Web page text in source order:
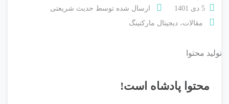
5 دی 1401 ارسال شده توسط حدیث شریعتی
مقالات، دیجیتال مارکتینگ
محتوا پادشاه است!